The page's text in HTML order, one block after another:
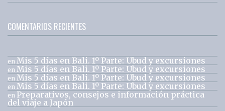
COMENTARIOS RECIENTES
en Mis 5 días en Bali. 1º Parte: Ubud y excursiones
en Mis 5 días en Bali. 1º Parte: Ubud y excursiones
en Mis 5 días en Bali. 1º Parte: Ubud y excursiones
en Mis 5 días en Bali. 1º Parte: Ubud y excursiones
en Preparativos, consejos e información práctica
del viaje a Japón